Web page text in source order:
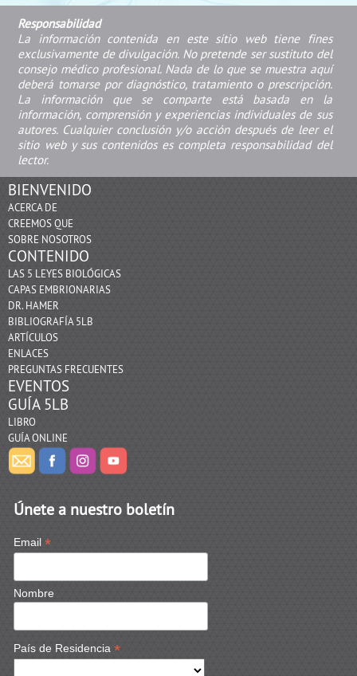
Responsabilidad
La información contenida en este sitio web tiene fines
exclusivamente de divulgación. No pretende ser sustituto del
consejo médico profesional. Nada de lo que se muestra aquí
deberá tomarse por diagnóstico, tratamiento o prescripción.
La información que se comparte está basada en la
información, comprensión y experiencias individuales de sus
autores. Cualquier conclusión y/o acción después de leer el
sitio web y sus contenidos es completa responsabilidad del
lector.
BIENVENIDO
ACERCA DE
CREEMOS QUE
SOBRE NOSOTROS
CONTENIDO
LAS 5 LEYES BIOLÓGICAS
CAPAS EMBRIONARIAS
DR. HAMER
BIBLIOGRAFÍA 5LB
ARTÍCULOS
ENLACES
PREGUNTAS FRECUENTES
EVENTOS
GUÍA 5LB
LIBRO
GUÍA ONLINE
Únete a nuestro boletín
Email*
Nombre
País de Residencia*